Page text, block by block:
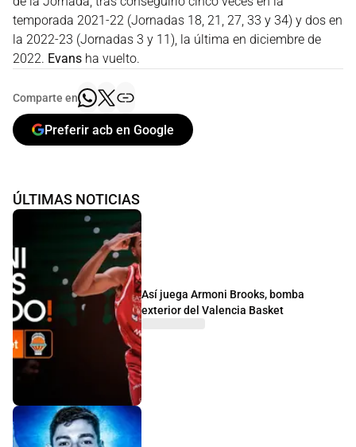
temporada 2021-22 (Jornadas 18, 21, 27, 33 y 34) y dos en
la 2022-23 (Jornadas 3 y 11), la última en diciembre de
2022. Evans ha vuelto.
Comparte en
Preferir acb en Google
ÚLTIMAS NOTICIAS
Así juega Armoni Brooks, bomba
exterior del Valencia Basket